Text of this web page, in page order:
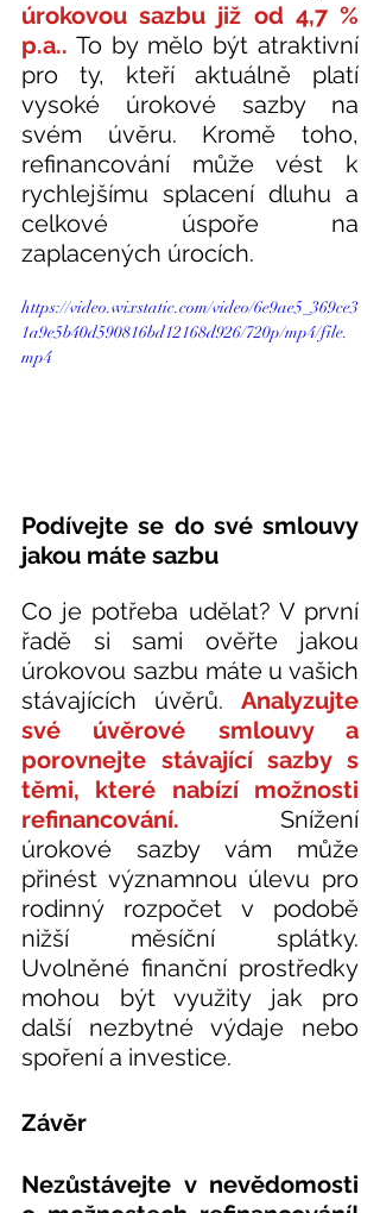
úrokovou sazbu již od 4,7 %
p.a.. To by mělo být atraktivní
pro ty, kteří aktuálně platí
vysoké úrokové sazby na
svém úvěru. Kromě toho,
refinancování může vést k
rychlejšímu splacení dluhu a
celkové úspoře na
zaplacených úrocích.
https://video.wixstatic.com/video/6e9ae5_369ce3
1a9e5b40d590816bd12168d926/720p/mp4/file.
mp4
Podívejte se do své smlouvy
jakou máte sazbu
Co je potřeba udělat? V první
řadě si sami ověřte jakou
úrokovou sazbu máte u vašich
stávajících úvěrů. Analyzujte
své úvěrové smlouvy a
porovnejte stávající sazby s
těmi, které nabízí možnosti
refinancování.
Snížení
úrokové sazby vám může
přinést významnou úlevu pro
rodinný rozpočet v podobě
nižší měsíční splátky.
Uvolněné finanční prostředky
mohou být využity jak pro
další nezbytné výdaje nebo
spoření a investice.
Závěr
Nezůstávejte v nevědomosti